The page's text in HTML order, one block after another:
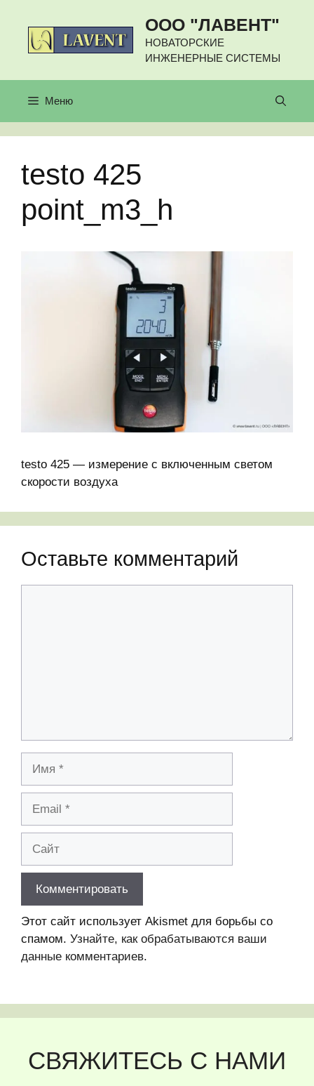
содержимому
ООО "ЛАВЕНТ"
НОВАТОРСКИЕ
ИНЖЕНЕРНЫЕ СИСТЕМЫ
Меню
testo 425
point_m3_h
testo 425 — измерение с включенным светом
скорости воздуха
Оставьте комментарий
Этот сайт использует Akismet для борьбы со
спамом. Узнайте, как обрабатываются ваши
данные комментариев.
СВЯЖИТЕСЬ С НАМИ